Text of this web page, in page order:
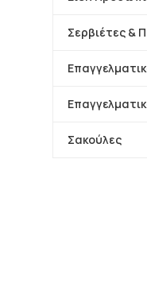
Σερβιέτες &
Σακούλες